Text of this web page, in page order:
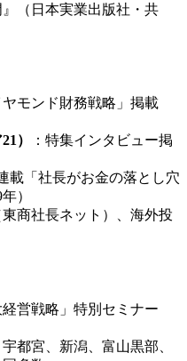
』（日本実業出版社・共
ヤモンド財務戦略」掲載
）
：特集インタビュー掲
載「社長がお金の落とし穴
）
商社長ネット）、海外投
経営戦略」特別セミナー
都宮、新潟、富山黒部、